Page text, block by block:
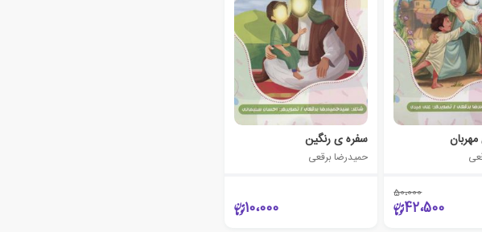
50،000
42،500
سفره ی رنگین
حمیدرضا برقعی
10،000